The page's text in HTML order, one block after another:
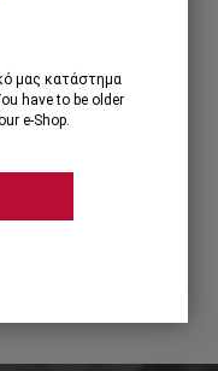
μας κατάστημα
have to be older
e-Shop.